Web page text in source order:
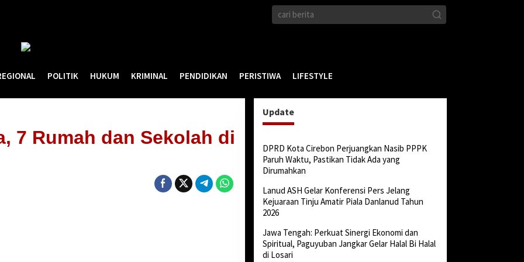
POLITIK HUKUM KRIMINAL PENDIDIKAN PERISTIWA LIFESTYLE
7 Rumah dan Sekolah di
Update
DPRD Kota Cirebon Perjuangkan Nasib PPPK
Paruh Waktu, Pastikan Tidak Ada yang
Dirumahkan
Lanud ASH Gelar Konferensi Pers Jelang
Kejuaraan Tinju Amatir Piala Danlanud Tahun
2026
Jawa Tengah: Perkuat Sinergi Ekonomi dan
Spiritual, Paguyuban Jangkar Gelar Halal Bi Halal
di Losari